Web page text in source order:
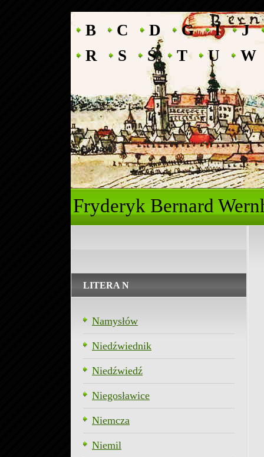
B C D G I
J
R
S Ś T U W
Fryderyk
LITERA N
Namysłów
Niedźwiednik
Niedźwiedź
Niegosławice
Niemcza
Niemil